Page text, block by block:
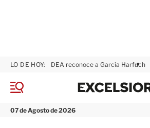
M
n
07 de Agosto de 2026
LO DE HOY: DEA reconoce a García Harfuch